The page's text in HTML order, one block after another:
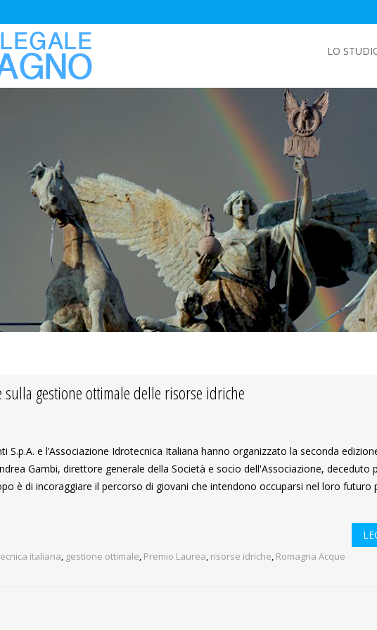
LO
gestione ottimale delle risorse idriche
S.p.A. e l’Associazione Idrotecnica Italiana hanno organizzato la seconda
Gambi, direttore generale della Società e socio dell'Associazione, deceduto
è di incoraggiare il percorso di giovani che intendono occuparsi nel loro futuro
italiana, gestione ottimale, Premio Laurea, risorse idriche, Romagna Acque